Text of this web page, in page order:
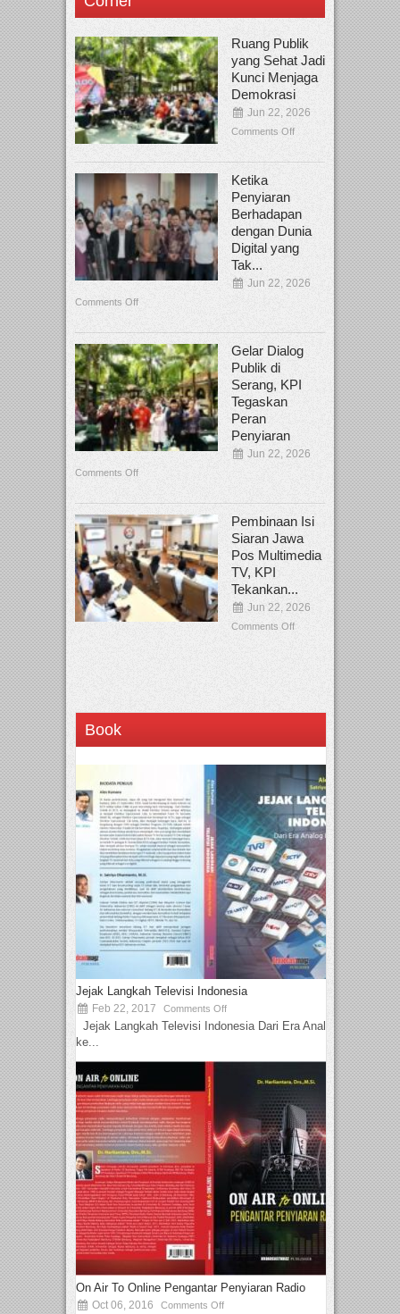
Ruang Publik
yang Sehat Jadi
Kunci Menjaga
Demokrasi
Jun 22, 2026
Comments Off
Ketika
Penyiaran
Berhadapan
dengan Dunia
Digital yang
Tak...
Jun 22, 2026
Comments Off
Gelar Dialog
Publik di
Serang, KPI
Tegaskan
Peran
Penyiaran
Jun 22, 2026
Comments Off
Pembinaan Isi
Siaran Jawa
Pos Multimedia
TV, KPI
Tekankan...
Jun 22, 2026
Comments Off
Book
Jejak Langkah Televisi Indonesia
Feb 22, 2017 Comments Off
Jejak Langkah Televisi Indonesia Dari Era Analog
ke...
On Air To Online Pengantar Penyiaran Radio
Oct 06, 2016 Comments Off